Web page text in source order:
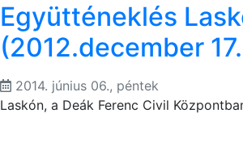
Együtténeklés
(2012.december
2014. június 06., péntek
Laskón, a Deák Ferenc Civil